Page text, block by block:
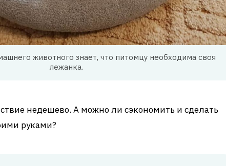
животного знает, что питомцу необходима своя
лежанка.
недешево. А можно ли сэкономить и сделать
руками?